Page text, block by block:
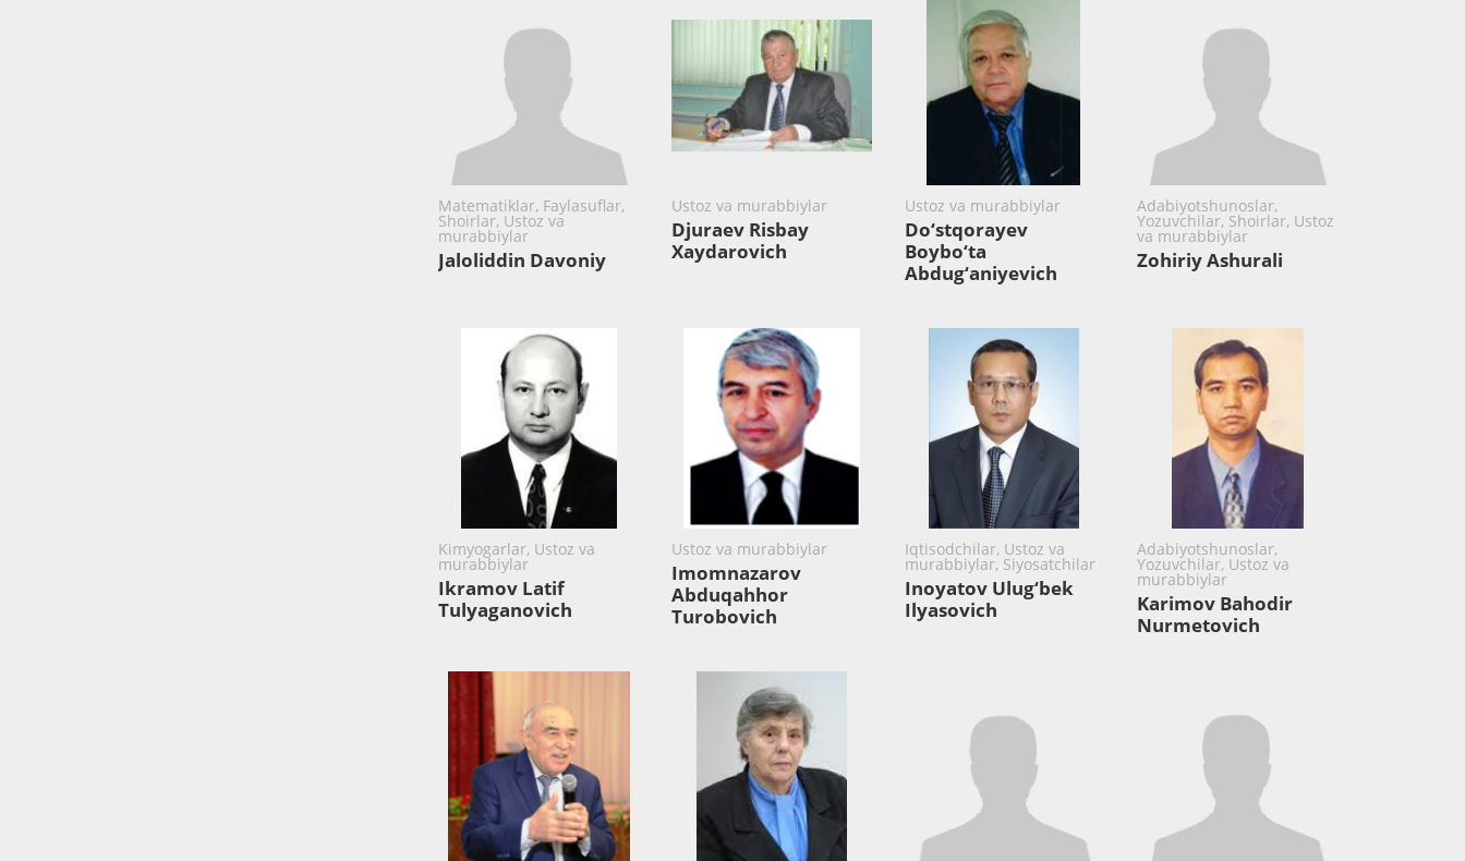
Matematiklar, Faylasuflar,
Shoirlar, Ustoz va
murabbiylar
Jaloliddin Davoniy
Ustoz va murabbiylar
Djuraev Risbay
Xaydarovich
Ustoz va murabbiylar
Do‘stqorayev
Boybo‘ta
Abdug‘aniyevich
Adabiyotshunoslar,
Yozuvchilar, Shoirlar, Ustoz
va murabbiylar
Zohiriy Ashurali
Kimyogarlar, Ustoz va
murabbiylar
Ikramov Latif
Tulyaganovich
Ustoz va murabbiylar
Imomnazarov
Abduqahhor
Turobovich
Iqtisodchilar, Ustoz va
murabbiylar, Siyosatchilar
Inoyatov Ulug‘bek
Ilyasovich
Adabiyotshunoslar,
Yozuvchilar, Ustoz va
murabbiylar
Karimov Bahodir
Nurmetovich